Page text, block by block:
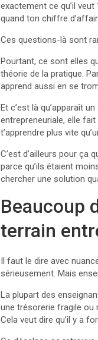
exactement ce qu’il
quand ton chiffre
Ces questions-là sont
Pourtant, ce sont elles
théorie de la pratique.
apprend aussi en se
Et c’est là qu’apparaît
entrepreneuriale, elle
t’apprendre plus vite
C’est d’ailleurs pour ça
parce qu’ils étaient
chercher une solution
Beaucoup
terrain
Il faut le dire avec
sérieusement. Mais
La plupart des
une trésorerie fragile ou
Cela veut dire qu’il y a